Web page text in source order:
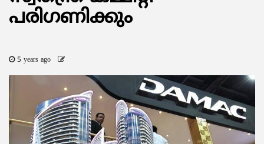
പരിഗണിക്കും
5 years ago